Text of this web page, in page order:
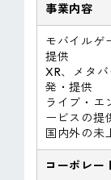
事業内容
モバイルゲ
提供
XR、メタ
発・提供
ライブ・エ
ービスの提
国内外の未
コーポレー